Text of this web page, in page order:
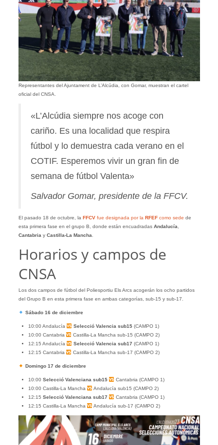
Representantes del Ajuntament de L’Alcúdia, con Gomar, muestran el cartel
oficial del CNSA.
«L’Alcúdia siempre nos acoge con
cariño. Es una localidad que respira
fútbol y lo demuestra cada verano en el
COTIF. Esperemos vivir un gran fin de
semana de fútbol Valenta»
Salvador Gomar, presidente de la FFCV.
El pasado 18 de octubre, la FFCVfue designada por la RFEFcomo sede de
esta primera fase en el grupo B, donde están encuadradas Andalucía
Cantabria y Castilla-La Mancha
Horarios y campos de
CNSA
Los dos campos de fútbol del Poliesportiu Els Arcs acogerán los ocho partidos
del Grupo B en esta primera fase en ambas categorías, sub-15 y sub-17.
Sábado 16 de diciembre
10:00 Andalucía Selecció Valencia sub15(CAMPO 1)
10:00 Cantabria
Castilla-La Mancha sub-15 (CAMPO 2)
12:15 Andalucía
Selecció Valencia sub17 (CAMPO 1)
12:15 Cantabria
Castilla-La Mancha sub-17 (CAMPO 2)
Domingo 17 de diciembre
10:00 Selecció Valenciana sub15
Cantabria (CAMPO 1)
10:00 Castilla-La Mancha
Andalucía sub15 (CAMPO 2)
12:15 Selecció Valenciana sub17
Cantabria (CAMPO 1)
12:15 Castilla-La Mancha
Andalucía sub-17 (CAMPO 2)